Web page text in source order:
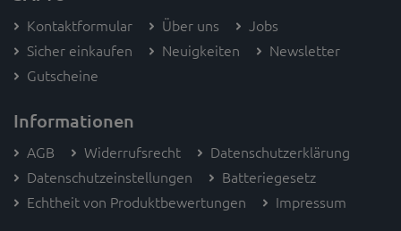
Kontaktformular Über uns
Jobs
Sicher einkaufen
Neuigkeiten
Newsletter
Gutscheine
Informationen
AGB Widerrufsrecht
Datenschutzerklärung
Datenschutzeinstellungen
Batteriegesetz
Echtheit von Produktbewertungen
Impressum